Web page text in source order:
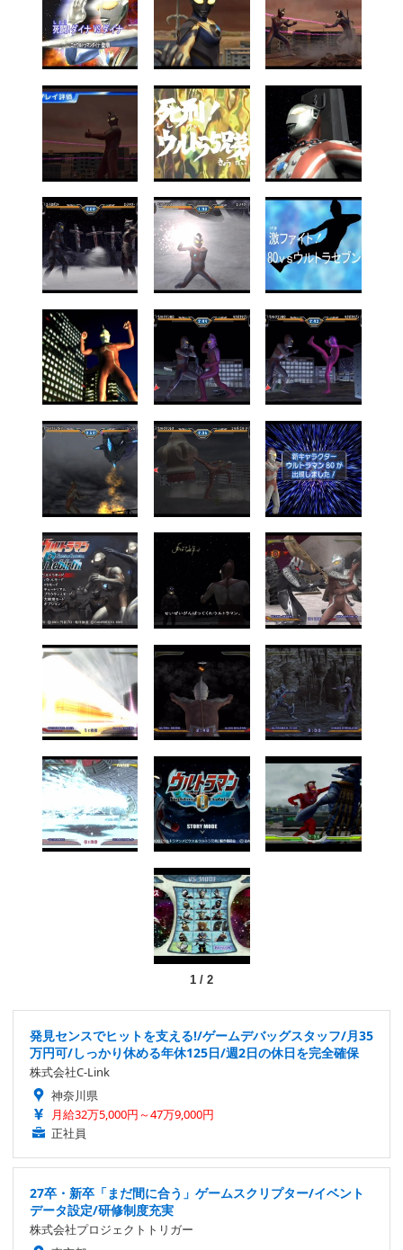
1/ 2
発見センスでヒットを支える!/ゲームデバッグスタッフ/月35
万円可/しっかり休める年休125日/週2日の休日を完全確保
株式会社C-Link
神奈川県
月給32万5,000円～47万9,000円
正社員
27卒・新卒「まだ間に合う」ゲームスクリプター/イベント
データ設定/研修制度充実
株式会社プロジェクトトリガー